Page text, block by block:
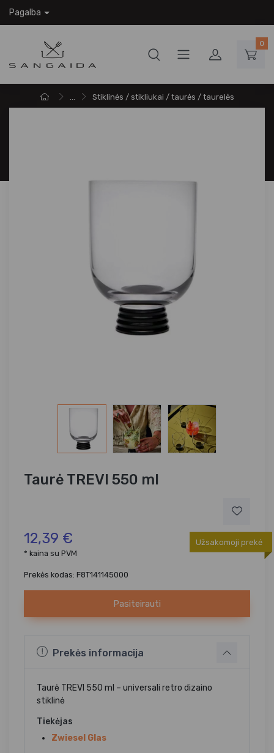
Pagalba
0
... Stiklinės / stikliukai / taurės / taurelės
Taurė TREVI 550 ml
12,39 €
Užsakomoji prekė
* kaina su PVM
Prekės kodas: F8T141145000
Pasiteirauti
Prekės informacija
Taurė TREVI 550 ml – universali retro dizaino
stiklinė
Tiekėjas
Zwiesel Glas